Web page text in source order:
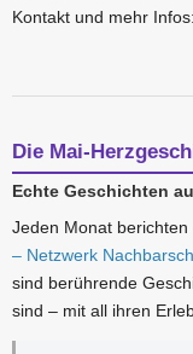
Kontakt und mehr Infos:
Die Mai-
Echte Geschichten
Jeden Monat
– Netzwerk
sind berührende
sind – mit all ihren